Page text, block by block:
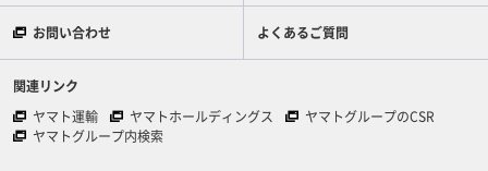
お問い合わせ よくあるご質問
関連リンク
ヤマト運輸
ヤマトホールディングス
ヤマトグループのCSR
ヤマトグループ内検索